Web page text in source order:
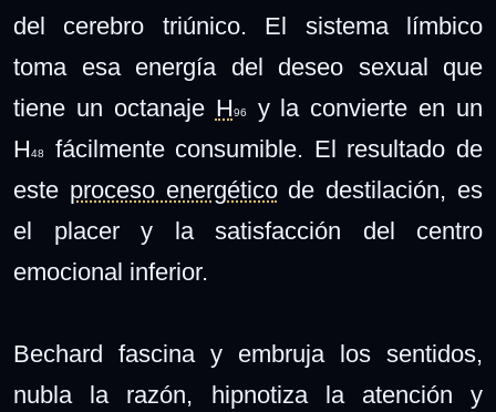
del cerebro triúnico. El sistema límbico
toma esa energía del deseo sexual que
tiene un octanaje H96
y la convierte en un
H48
fácilmente consumible. El resultado de
este proceso energéticode destilación, es
el placer y la satisfacción del centro
emocional inferior.
Bechard fascina y embruja los sentidos,
nubla la razón, hipnotiza la atención y